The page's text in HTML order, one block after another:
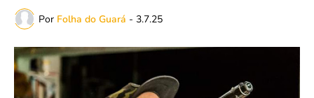
Por Folha do Guará - 3.7.25